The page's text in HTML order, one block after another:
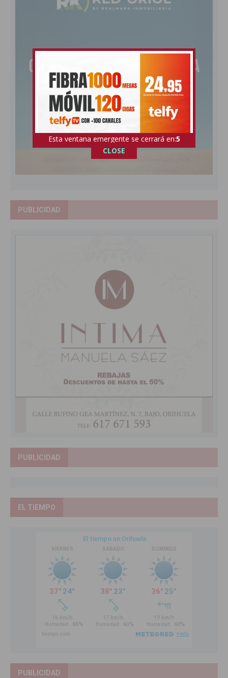
PUBLICIDAD
PUBLICIDAD
EL TIEMPO
PUBLICIDAD
Esta ventana emergente se cerrará en:4
CLOSE